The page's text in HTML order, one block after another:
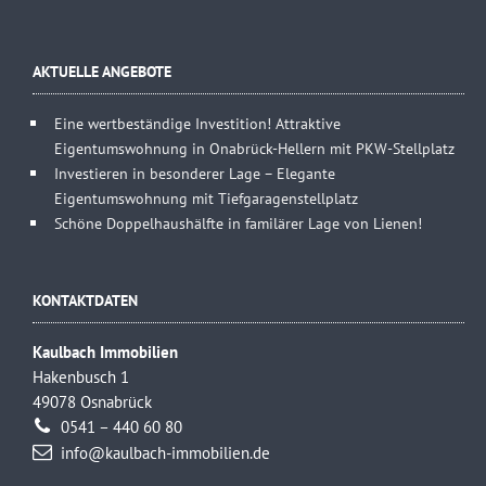
AKTUELLE ANGEBOTE
Eine wertbeständige Investition! Attraktive
Eigentumswohnung in Onabrück-Hellern mit PKW-Stellplatz
Investieren in besonderer Lage – Elegante
Eigentumswohnung mit Tiefgaragenstellplatz
Schöne Doppelhaushälfte in familärer Lage von Lienen!
KONTAKTDATEN
Kaulbach Immobilien
Hakenbusch 1
49078 Osnabrück
0541 – 440 60 80
info@kaulbach-immobilien.de